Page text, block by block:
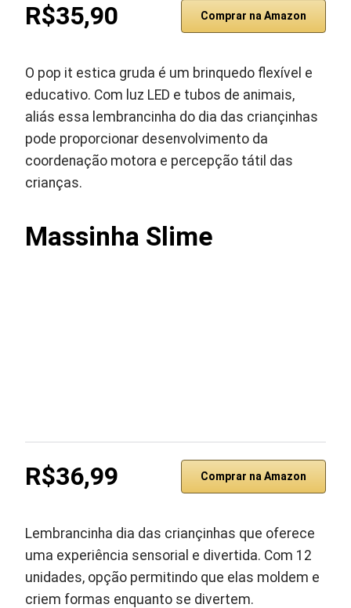
R$35,90 Comprar na Amazon
O pop it estica gruda é um brinquedo flexível e
educativo. Com luz LED e tubos de animais,
aliás essa lembrancinha do dia das criançinhas
pode proporcionar desenvolvimento da
coordenação motora e percepção tátil das
crianças.
Massinha Slime
R$36,99 Comprar na Amazon
Lembrancinha dia das criançinhas que oferece
uma experiência sensorial e divertida. Com 12
unidades, opção permitindo que elas moldem e
criem formas enquanto se divertem.